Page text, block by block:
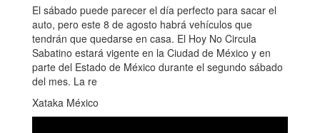
El sábado puede parecer el día perfecto para sacar el
auto, pero este 8 de agosto habrá vehículos que
tendrán que quedarse en casa. El Hoy No Circula
Sabatino estará vigente en la Ciudad de México y en
parte del Estado de México durante el segundo sábado
del mes. La re
Xataka México